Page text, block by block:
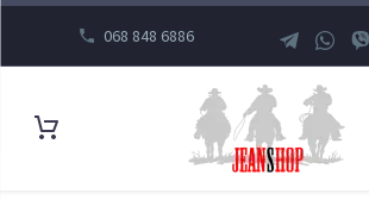
068 848 6886